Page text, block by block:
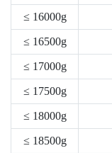
≤ 16000g
≤ 16500g
≤ 17000g
≤ 17500g
≤ 18000g
≤ 18500g